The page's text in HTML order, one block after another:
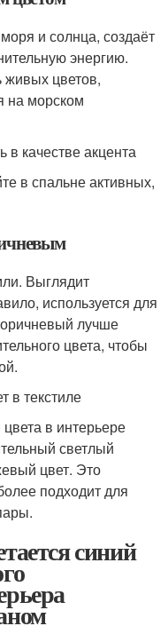
и солнца, создаёт
энергию.
живых цветов,
на морском
качестве акцента
в спальне активных,
Выглядит
используется для
лучше
цвета, чтобы
в текстиле
в интерьере
светлый
цвет. Это
подходит для
синий